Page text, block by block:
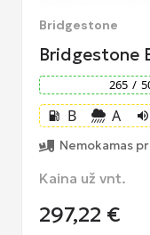
Bridgestone
Bridgestone
265 /
local_gas_station B A volume_up
Nemokamas
Kaina už vnt.
297,22 €